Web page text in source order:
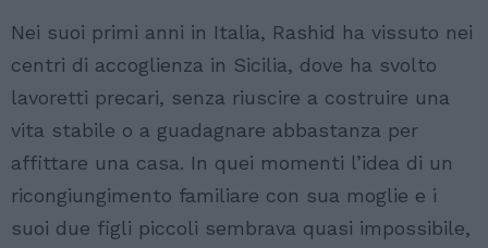
Nei suoi primi anni in Italia, Rashid ha vissuto nei
centri di accoglienza in Sicilia, dove ha svolto
lavoretti precari, senza riuscire a costruire una
vita stabile o a guadagnare abbastanza per
affittare una casa. In quei momenti l’idea di un
ricongiungimento familiare con sua moglie e i
suoi due figli piccoli sembrava quasi impossibile,